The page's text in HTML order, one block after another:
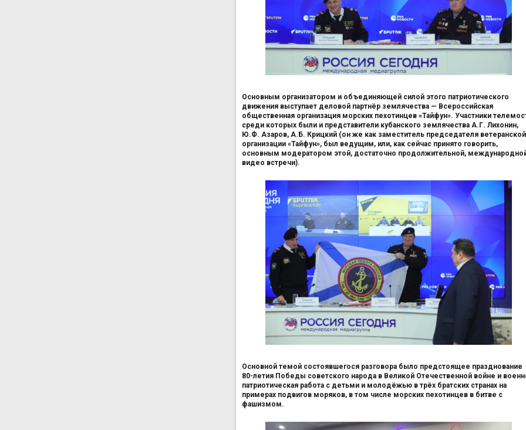
Основным организатором и объединяющей силой этого патриотического
движения выступает деловой партнёр землячества — Всероссийская
общественная организация морских пехотинцев «Тайфун». Участники
среди которых были и представители кубанского землячества А.Г. Лихонин,
Ю.Ф. Азаров, А.Б. Крицкий (он же как заместитель председателя ветеранской
организации «Тайфун», был ведущим, или, как сейчас принято говорить,
основным модератором этой, достаточно продолжительной,
видео встречи).
Основной темой состоявшегося разговора было предстоящее празднование
80-летия Победы советского народа в Великой Отечественной войне и
патриотическая работа с детьми и молодёжью в трёх братских странах на
примерах подвигов моряков, в том числе морских пехотинцев в битве с
фашизмом.